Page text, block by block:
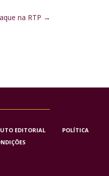
na RTP →
EDITORIAL POLÍTICA